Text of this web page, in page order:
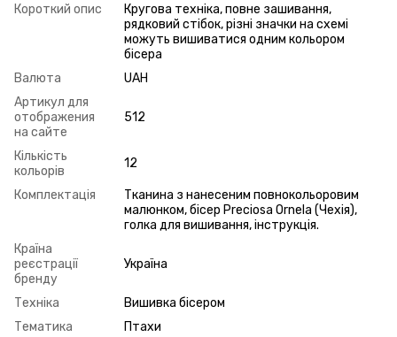
Короткий опис
Кругова техніка, повне зашивання,
рядковий стібок, різні значки на схемі
можуть вишиватися одним кольором
бісера
Валюта
UAH
Артикул для
отображения
на сайте
512
Кількість
кольорів
12
Комплектація
Тканина з нанесеним повнокольоровим
малюнком, бісер Preciosa Ornela (Чехія),
голка для вишивання, інструкція.
Країна
реєстрації
бренду
Україна
Техніка
Вишивка бісером
Тематика
Птахи